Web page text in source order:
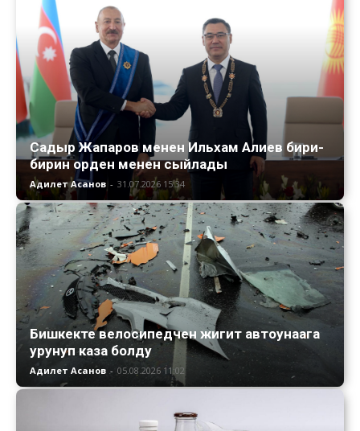
Садыр Жапаров менен Ильхам Алиев бири-
бирин орден менен сыйлады
Адилет Асанов - 31.07.2026 15:34
Бишкекте велосипедчен жигит автоунаага
урунуп каза болду
Адилет Асанов - 05.08.2026 11:02